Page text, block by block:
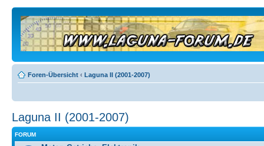
Foren-Übersicht ‹ Laguna II (2001-2007)
Laguna II (2001-2007)
FORUM